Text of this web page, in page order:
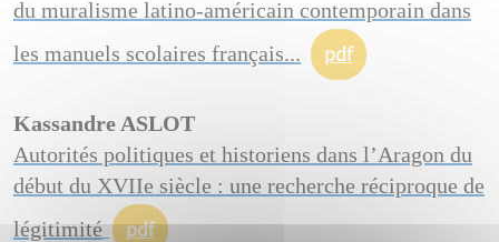
du muralisme latino-américain contemporain dans
les manuels scolaires français...
pdf
Kassandre ASLOT
Autorités politiques et historiens dans l’Aragon du
début du XVIIe siècle : une recherche réciproque de
légitimité
pdf